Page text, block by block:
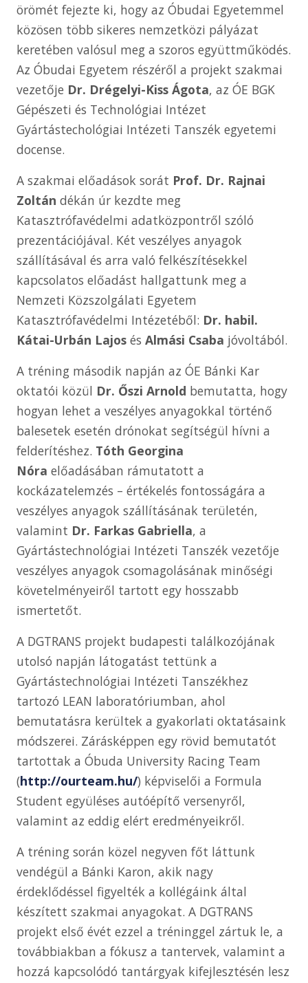
örömét fejezte ki, hogy az Óbudai Egyetemmel
közösen több sikeres nemzetközi pályázat
keretében valósul meg a szoros együttműködés.
Az Óbudai Egyetem részéről a projekt szakmai
vezetője Dr. Drégelyi-Kiss Ágota, az ÓE BGK
Gépészeti és Technológiai Intézet
Gyártástechológiai Intézeti Tanszék egyetemi
docense.
A szakmai előadások sorát Prof. Dr. Rajnai
Zoltán dékán úr kezdte meg
Katasztrófavédelmi adatközpontről szóló
prezentációjával. Két veszélyes anyagok
szállításával és arra való felkészítésekkel
kapcsolatos előadást hallgattunk meg a
Nemzeti Közszolgálati Egyetem
Katasztrófavédelmi Intézetéből: Dr. habil.
Kátai-Urbán Lajos és Almási Csaba jóvoltából.
A tréning második napján az ÓE Bánki Kar
oktatói közül Dr. Őszi Arnold bemutatta, hogy
hogyan lehet a veszélyes anyagokkal történő
balesetek esetén drónokat segítségül hívni a
felderítéshez. Tóth Georgina
Nóra előadásában rámutatott a
kockázatelemzés – értékelés fontosságára a
veszélyes anyagok szállításának területén,
valamint Dr. Farkas Gabriella, a
Gyártástechnológiai Intézeti Tanszék vezetője
veszélyes anyagok csomagolásának minőségi
követelményeiről tartott egy hosszabb
ismertetőt.
A DGTRANS projekt budapesti találkozójának
utolsó napján látogatást tettünk a
Gyártástechnológiai Intézeti Tanszékhez
tartozó LEAN laboratóriumban, ahol
bemutatásra kerültek a gyakorlati oktatásaink
módszerei. Zárásképpen egy rövid bemutatót
tartottak a Óbuda University Racing Team
(http://ourteam.hu/) képviselői a Formula
Student együléses autóépítő versenyről,
valamint az eddig elért eredményeikről.
A tréning során közel negyven főt láttunk
vendégül a Bánki Karon, akik nagy
érdeklődéssel figyelték a kollégáink által
készített szakmai anyagokat. A DGTRANS
projekt első évét ezzel a tréninggel zártuk le, a
továbbiakban a fókusz a tantervek, valamint a
hozzá kapcsolódó tantárgyak kifejlesztésén lesz